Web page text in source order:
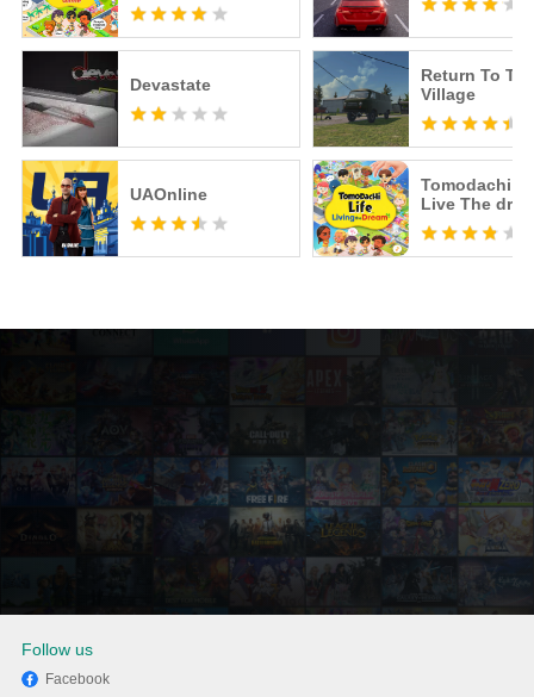
Devastate
UAOnline
Return To
Village
Tomodachi
Live The
Follow us
Facebook